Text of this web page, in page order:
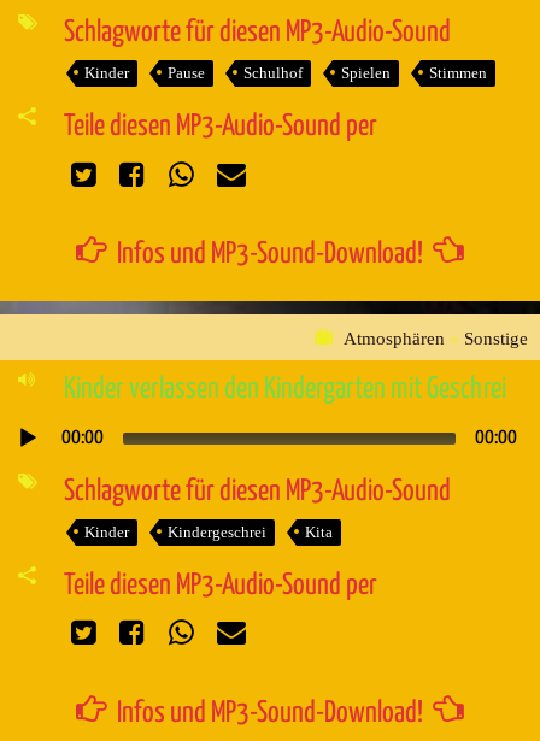
Schlagworte für diesen MP3-Audio-Sound
Kinder Pause Schulhof Spielen Stimmen
Teile diesen MP3-Audio-Sound per
Infos und MP3-Sound-Download!
Atmosphären » Sonstige
Kinder verlassen den Kindergarten mit Geschrei
Audio-
00:00 00:00
Schlagworte für diesen MP3-Audio-Sound
Kinder Kindergeschrei Kita
Teile diesen MP3-Audio-Sound per
Infos und MP3-Sound-Download!